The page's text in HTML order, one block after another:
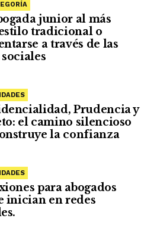
junior al más
tradicional o
a través de las
Prudencia y
el camino silencioso
la confianza
para abogados
inician en redes